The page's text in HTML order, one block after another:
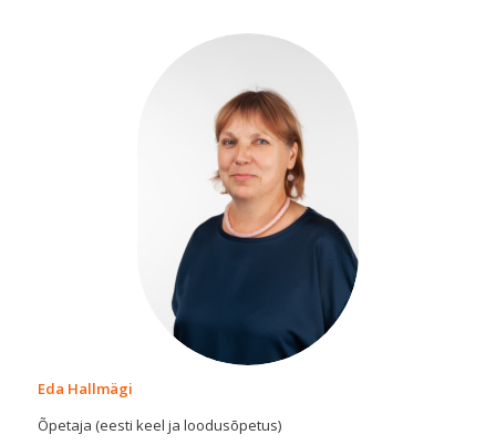
Eda Hallmägi
Õpetaja (eesti keel ja loodusõpetus)